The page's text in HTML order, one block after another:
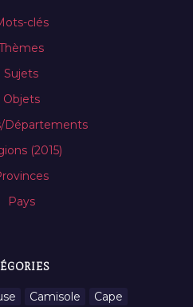
clés
Sujets
Objets
Départements
(2015)
Pays
Camisole
Cape